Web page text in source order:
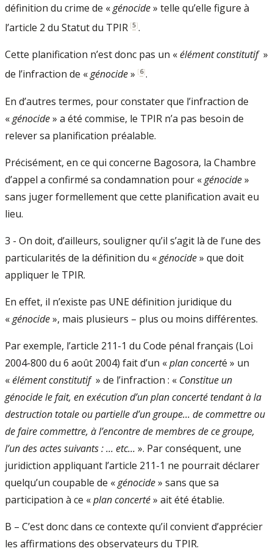
définition du crime de «génocide» telle qu’elle figure à
l’article 2 du Statut du TPIR [5].
Cette planification n’est donc pas un «élément constitutif »
de l’infraction de «génocide» [6].
En d’autres termes, pour constater que l’infraction de
«génocide» a été commise, le TPIR n’a pas besoin de
relever sa planification préalable.
Précisément, en ce qui concerne Bagosora, la Chambre
d’appel a confirmé sa condamnation pour «génocide»
sans juger formellement que cette planification avait eu
lieu.
3 - On doit, d’ailleurs, souligner qu’il s’agit là de l’une des
particularités de la définition du «génocide» que doit
appliquer le TPIR.
En effet, il n’existe pas UNE définition juridique du
«génocide», mais plusieurs – plus ou moins différentes.
Par exemple, l’article 211-1 du Code pénal français (Loi
2004-800 du 6 août 2004) fait d’un «plan concerté » un
«élément constitutif » de l’infraction : « Constitue un
génocide le fait, en exécution d’un plan concerté tendant à la
destruction totale ou partielle d’un groupe… de commettre ou
de faire commettre, à l’encontre de membres de ce groupe,
l’un des actes suivants : … etc… ». Par conséquent, une
juridiction appliquant l’article 211-1 ne pourrait déclarer
quelqu’un coupable de «génocide» sans que sa
participation à ce «plan concerté» ait été établie.
B – C’est donc dans ce contexte qu’il convient d’apprécier
les affirmations des observateurs du TPIR.